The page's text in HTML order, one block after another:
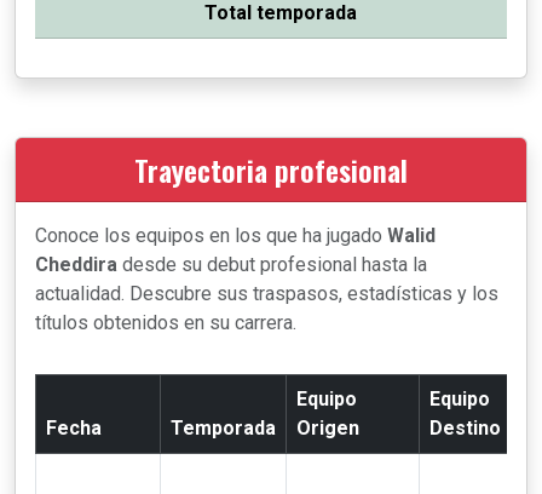
Total temporada
Trayectoria profesional
Conoce los equipos en los que ha jugado Walid
Cheddira desde su debut profesional hasta la
actualidad. Descubre sus traspasos, estadísticas y los
títulos obtenidos en su carrera.
Fecha Temporada
Equipo
Origen
Equipo
Destino